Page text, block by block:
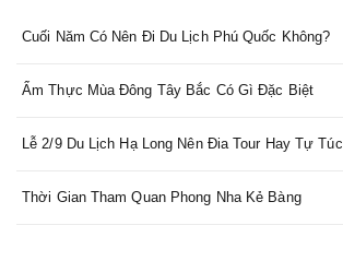
Cuối Năm Có Nên Đi Du Lịch Phú Quốc Không?
Ẩm Thực Mùa Đông Tây Bắc Có Gì Đặc Biệt
Lễ 2/9 Du Lịch Hạ Long Nên Đia Tour Hay Tự Túc
Thời Gian Tham Quan Phong Nha Kẻ Bàng